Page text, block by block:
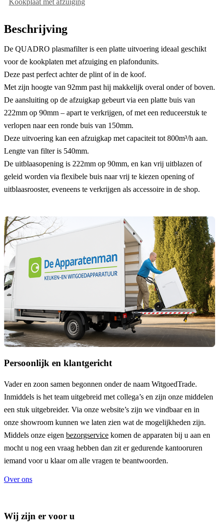
Beschrijving
De QUADRO plasmafilter is een platte uitvoering ideaal geschikt
voor de kookplaten met afzuiging en plafondunits.
Deze past perfect achter de plint of in de koof.
Met zijn hoogte van 92mm past hij makkelijk overal onder of boven.
De aansluiting op de afzuigkap gebeurt via een platte buis van
222mm op 90mm – apart te verkrijgen, of met een reduceerstuk te
verlopen naar een ronde buis van 150mm.
Deze uitvoering kan een afzuigkap met capaciteit tot 800m³/h aan.
Lengte van filter is 540mm.
De uitblaasopening is 222mm op 90mm, en kan vrij uitblazen of
geleid worden via flexibele buis naar vrij te kiezen opening of
uitblaasrooster, eveneens te verkrijgen als accessoire in de shop.
Persoonlijk en klantgericht
Vader en zoon samen begonnen onder de naam WitgoedTrade.
Inmiddels is het team uitgebreid met collega’s en zijn onze middelen
een stuk uitgebreider. Via onze website’s zijn we vindbaar en in
onze showroom kunnen we laten zien wat de mogelijkheden zijn.
Middels onze eigen bezorgservice komen de apparaten bij u aan en
mocht u nog een vraag hebben dan zit er gedurende kantooruren
iemand voor u klaar om alle vragen te beantwoorden.
Over ons
Wij zijn er voor u